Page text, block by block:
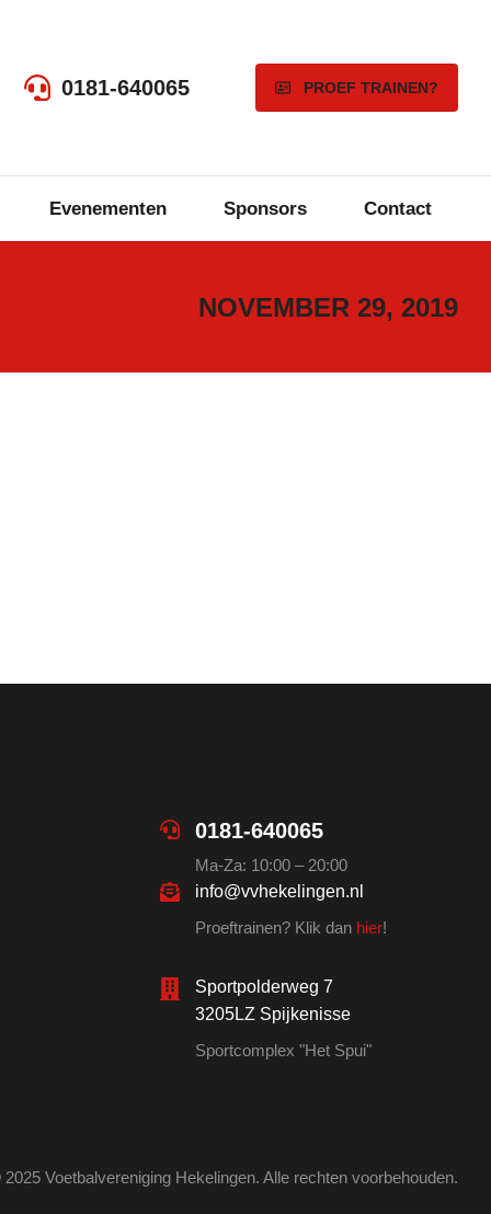
0181-640065 PROEF TRAINEN?
Evenementen Sponsors Contact
NOVEMBER 29, 2019
0181-640065
Ma-Za: 10:00 – 20:00
info@vvhekelingen.nl
Proeftrainen? Klik dan hier!
Sportpolderweg 7
3205LZ Spijkenisse
Sportcomplex "Het Spui"
Voetbalvereniging Hekelingen. Alle rechten voorbehouden.